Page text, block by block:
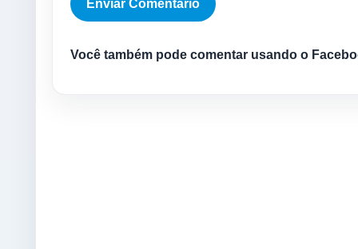
Você também pode comentar usando o